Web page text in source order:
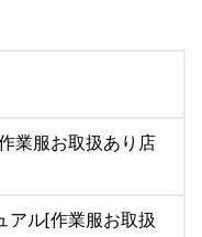
業服お取扱あり店
アル[作業服お取扱